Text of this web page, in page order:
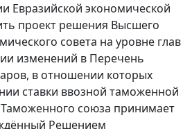
Евразийской экономической
проект решения Высшего
совета на уровне глав
изменений в Перечень
в отношении которых
ставки ввозной таможенной
союза принимает
Решением